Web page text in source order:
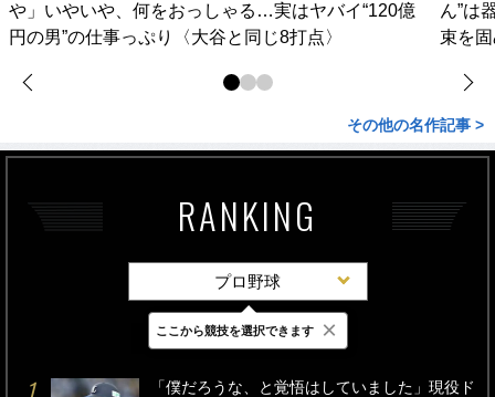
や」いやいや、何をおっしゃる…実はヤバイ“120億
円の男”の仕事っぷり〈大谷と同じ8打点〉
ん”は
束を
その他の名作記事 >
RANKING
プロ野球
最新 24時間 週間
「僕だろうな、と覚悟はしていました」現役ド
ここから競技を選択できます ×